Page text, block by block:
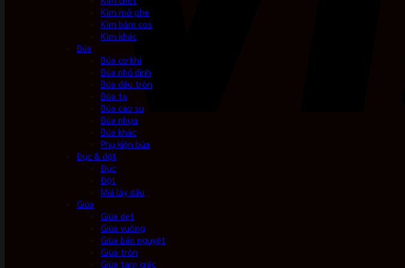
Kìm mở phe
Kìm bấm cos
Kìm khác
Búa
Búa cơ khí
Búa nhổ đinh
Búa đầu tròn
Búa tạ
Búa cao su
Búa nhựa
Búa khác
Phụ kiện búa
Đục & đột
Đục
Đột
Mũi lấy dấu
Giũa
Giũa dẹt
Giũa vuông
Giũa bán nguyệt
Giũa tròn
Giũa tam giác